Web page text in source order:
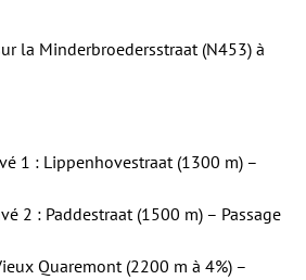
la Minderbroedersstraat (N453) à
1 : Lippenhovestraat (1300 m) –
2 : Paddestraat (1500 m) – Passage
Quaremont (2200 m à 4%) –